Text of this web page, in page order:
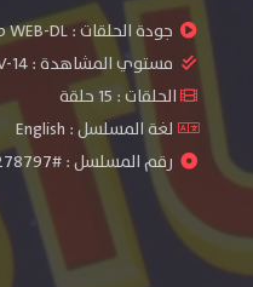
جودة الحلقات :WEB-DL
مستوي المشاهدة :14
الحلقات : 15 حلقة
لغة المسلسل : English
رقم المسلسل : #278797